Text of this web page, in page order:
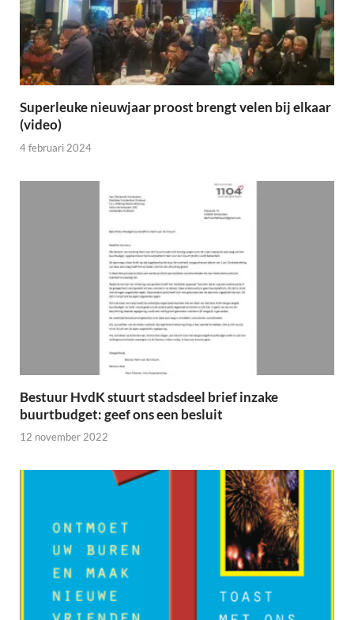
Superleuke nieuwjaar proost brengt velen bij elkaar
(video)
4 februari 2024
Bestuur HvdK stuurt stadsdeel brief inzake
buurtbudget: geef ons een besluit
12 november 2022